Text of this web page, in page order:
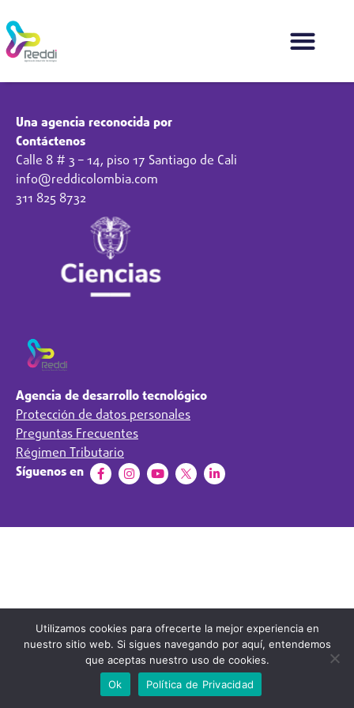
Agencia de desarrollo tecnológico
Protección de datos personales
Preguntas Frecuentes
Régimen Tributario
Síguenos en
Una agencia reconocida por
Contáctenos
Calle 8 # 3 – 14, piso 17 Santiago de Cali
info@reddicolombia.com
311 825 8732
Utilizamos cookies para ofrecerte la mejor experiencia en
nuestro sitio web. Si sigues navegando por aquí, entendemos
que aceptas nuestro uso de cookies.
Ok
Política de Privacidad